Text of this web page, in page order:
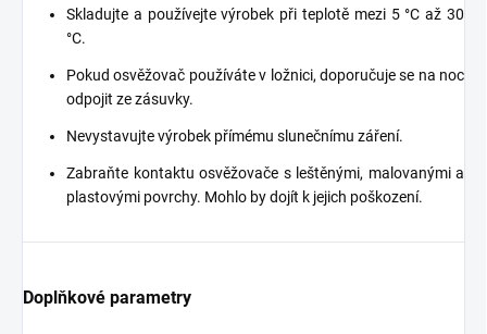
Skladujte a používejte výrobek při teplotě mezi 5 °C až 30
°C.
Pokud osvěžovač používáte v ložnici, doporučuje se na noc
odpojit ze zásuvky.
Nevystavujte výrobek přímému slunečnímu záření.
Zabraňte kontaktu osvěžovače s leštěnými, malovanými a
plastovými povrchy. Mohlo by dojít k jejich poškození.
Doplňkové parametry